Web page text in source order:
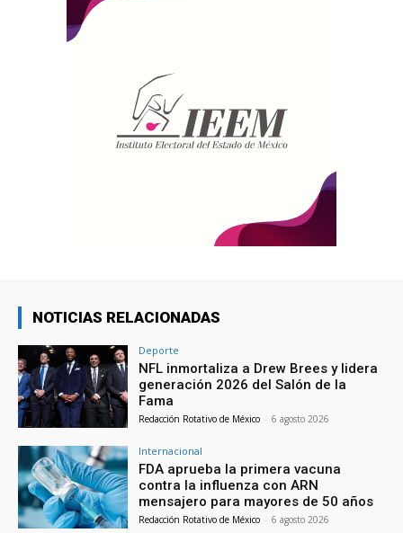
NOTICIAS RELACIONADAS
Deporte
NFL inmortaliza a Drew Brees y lidera
generación 2026 del Salón de la
Fama
Redacción Rotativo de México - 6 agosto 2026
Internacional
FDA aprueba la primera vacuna
contra la influenza con ARN
mensajero para mayores de 50 años
Redacción Rotativo de México - 6 agosto 2026